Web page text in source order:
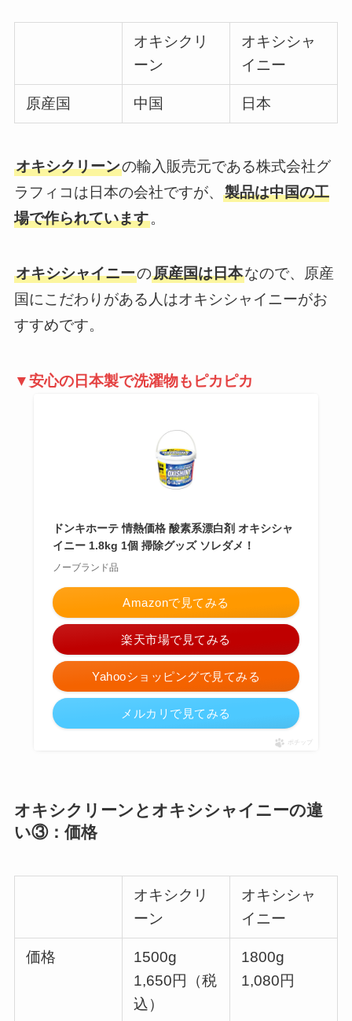
オキシクリ
ーン
オキシシャ
イニー
原産国 中国 日本
オキシクリーンの輸入販売元である株式会社グ
ラフィコは日本の会社ですが、 製品は中国の工
場で作られています。
オキシシャイニーの原産国は日本なので、原産
国にこだわりがある人はオキシシャイニーがお
すすめです。
▼安心の日本製で洗濯物もピカピカ
ドンキホーテ 情熱価格 酸素系漂白剤 オキシシャ
イニー 1.8kg 1個 掃除グッズ ソレダメ！
ノーブランド品
Amazonで見てみる
楽天市場で見てみる
Yahooショッピングで見てみる
メルカリで見てみる
ポチップ
オキシクリーンとオキシシャイニーの違
い③：価格
オキシクリ
ーン
オキシシャ
イニー
価格
1500g
1,650円（税
込）
1800g
1,080円